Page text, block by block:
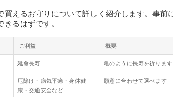
買えるお守りについて詳しく紹介します。事前
るはずです。
ご利益 概要
延命長寿 亀のように長寿を祈ります
厄除け・病気平癒・身体健
康・交通安全など
願意に合わせて選べます